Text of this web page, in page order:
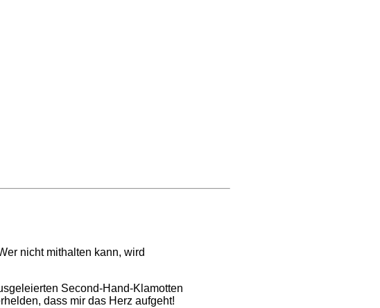
nicht mithalten kann, wird
Second-Hand-Klamotten
dass mir das Herz aufgeht!